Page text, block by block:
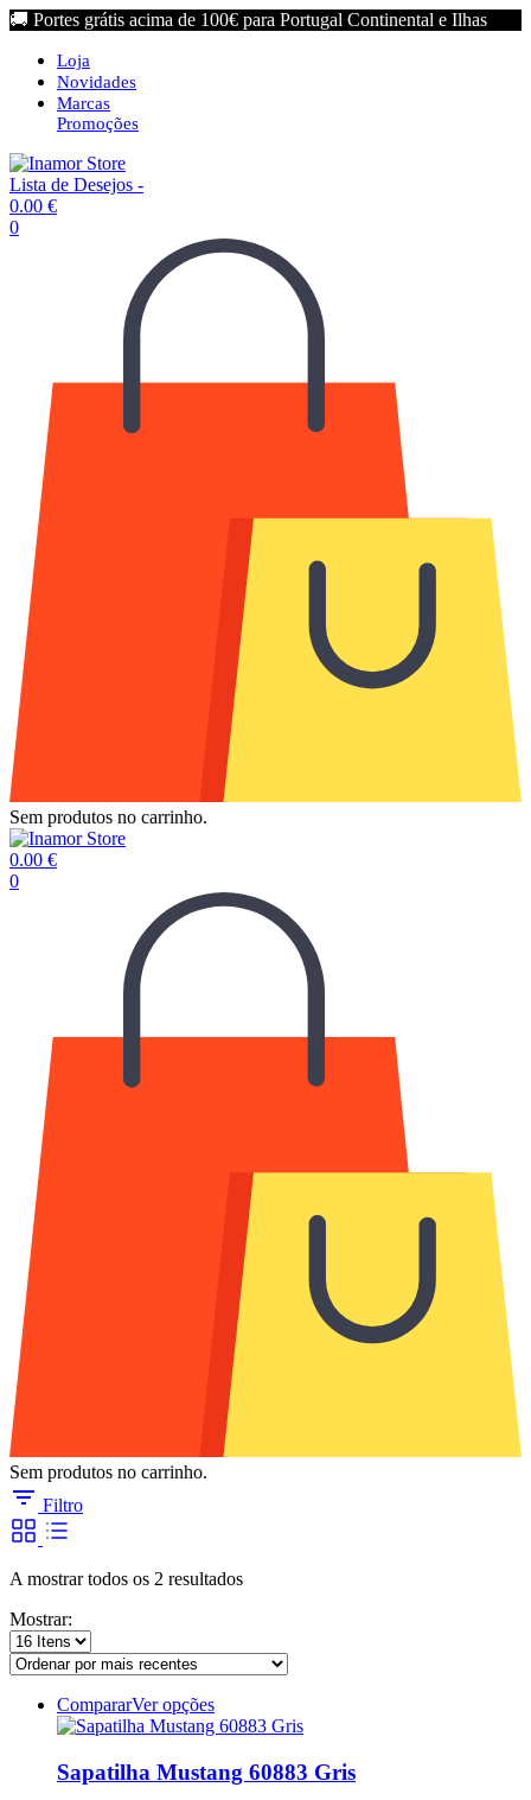
🚚 Portes grátis acima de 100€ para Portugal Continental e Ilhas
Loja
Novidades
Marcas
Promoções
Lista de Desejos -
0.00 €
0
Sem produtos no carrinho.
0.00 €
0
Sem produtos no carrinho.
Filtro
A mostrar todos os 2 resultadosOrdenado
Mostrar:
CompararVer opçõesThis
product
multiple
variants.
Sapatilha Mustang 60883 Gris